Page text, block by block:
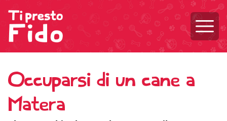
Occuparsi di un cane a
Matera